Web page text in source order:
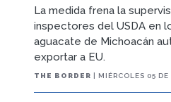
La medida frena la
inspectores del USDA en
aguacate de Michoacán
exportar a EU.
THE BORDER | MIÉRCOLES 05 DE